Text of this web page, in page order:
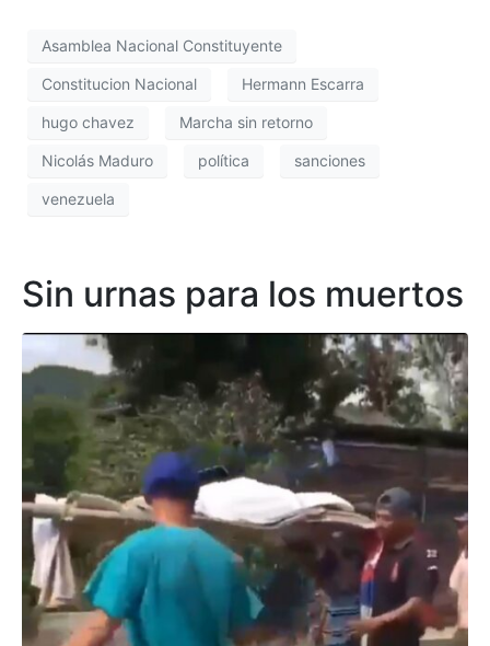
Asamblea Nacional Constituyente
Constitucion Nacional Hermann Escarra
hugo chavez Marcha sin retorno
Nicolás Maduro política sanciones
venezuela
Sin urnas para los muertos